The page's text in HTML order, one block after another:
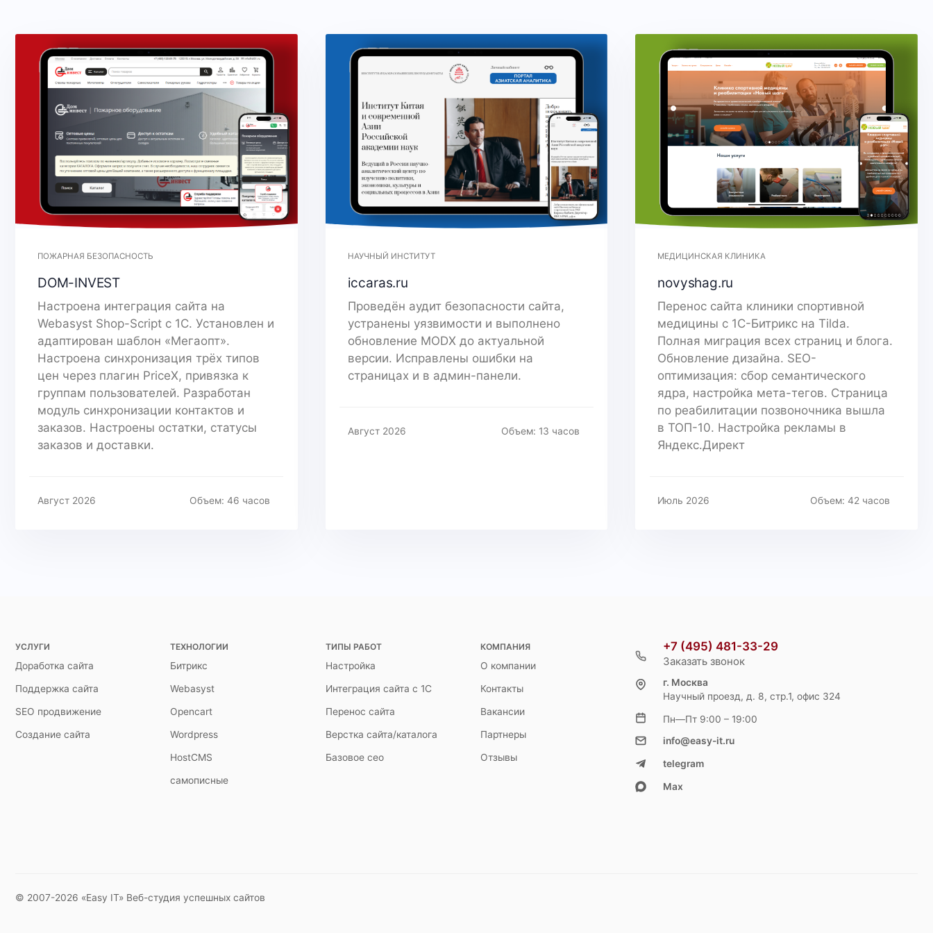
ПОЖАРНАЯ БЕЗОПАСНОСТЬ
DOM-INVEST
Настроена интеграция сайта на
Webasyst Shop-Script с 1С. Установлен и
адаптирован шаблон «Мегаопт».
Настроена синхронизация трёх типов
цен через плагин PriceX, привязка к
группам пользователей. Разработан
модуль синхронизации контактов и
заказов. Настроены остатки, статусы
заказов и доставки.
Август 2026 Объем: 46 часов
НАУЧНЫЙ ИНСТИТУТ
iccaras.ru
Проведён аудит безопасности сайта,
устранены уязвимости и выполнено
обновление MODX до актуальной
версии. Исправлены ошибки на
страницах и в админ-панели.
Август 2026 Объем: 13 часов
МЕДИЦИНСКАЯ КЛИНИКА
novyshag.ru
Перенос сайта клиники спортивной
медицины с 1С-Битрикс на Tilda.
Полная миграция всех страниц и блога.
Обновление дизайна. SEO-
оптимизация: сбор семантического
ядра, настройка мета-тегов. Страница
по реабилитации позвоночника вышла
в ТОП-10. Настройка рекламы в
Яндекс.Директ
Июль 2026 Объем: 42 часов
УСЛУГИ
Доработка сайта
Поддержка сайта
SEO продвижение
Создание сайта
ТЕХНОЛОГИИ
Битрикс
Webasyst
Opencart
Wordpress
HostCMS
самописные
ТИПЫ РАБОТ
Настройка
Интеграция сайта с 1С
Перенос сайта
Верстка сайта/каталога
Базовое сео
КОМПАНИЯ
О компании
Контакты
Вакансии
Партнеры
Отзывы
+7 (495) 481-33-29
Заказать звонок
г. Москва
Научный проезд, д. 8, стр.1, офис 324
Пн—Пт 9:00 – 19:00
info@easy-it.ru
telegram
Max
© 2007-2026 «Easy IT» Веб-студия успешных сайтов